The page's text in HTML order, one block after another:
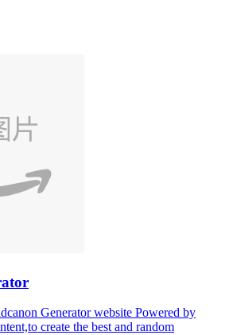
Generator website Powered by
create the best and random